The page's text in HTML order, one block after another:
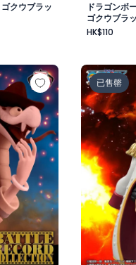
クウブラッ
ドラゴンボ
ゴクウブラ
HK$110
ワンピー
已售罄